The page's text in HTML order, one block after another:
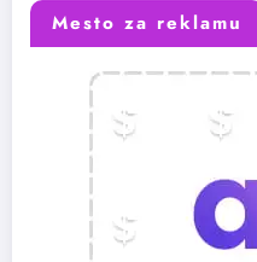
Mesto za reklamu